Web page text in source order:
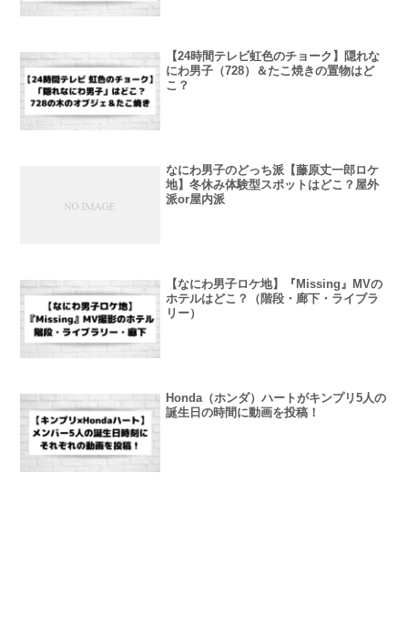
【24時間テレビ虹色のチョーク】隠れな
にわ男子（728）＆たこ焼きの置物はど
こ？
なにわ男子のどっち派【藤原丈一郎ロケ
地】冬休み体験型スポットはどこ？屋外
派or屋内派
【なにわ男子ロケ地】『Missing』MVの
ホテルはどこ？（階段・廊下・ライブラ
リー）
Honda（ホンダ）ハートがキンプリ5人の
誕生日の時間に動画を投稿！